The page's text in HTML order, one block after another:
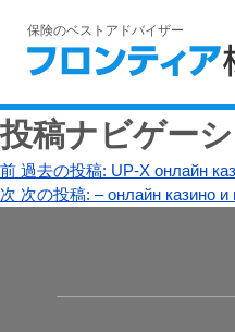
保険のベストアドバイザー
投稿ナビゲー
前 過去の投稿: UP-X онлайн
次 次の投稿: – онлайн казино